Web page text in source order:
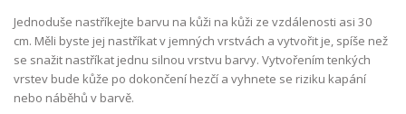
Jednoduše nastříkejte barvu na kůži na kůži ze vzdálenosti asi 30
cm. Měli byste jej nastříkat v jemných vrstvách a vytvořit je, spíše než
se snažit nastříkat jednu silnou vrstvu barvy. Vytvořením tenkých
vrstev bude kůže po dokončení hezčí a vyhnete se riziku kapání
nebo náběhů v barvě.